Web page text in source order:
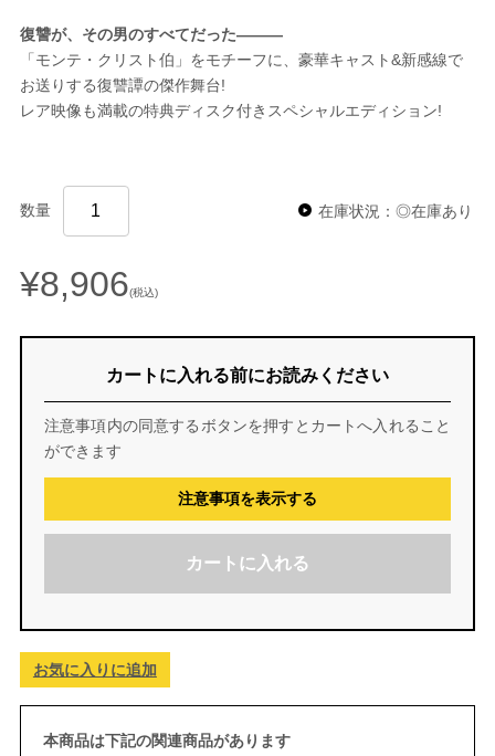
復讐が、その男のすべてだった―――
「モンテ・クリスト伯」をモチーフに、豪華キャスト&新感線で
お送りする復讐譚の傑作舞台!
レア映像も満載の特典ディスク付きスペシャルエディション!
数量 在庫状況：◎在庫あり
¥8,906(税込)
カートに入れる前にお読みください
注意事項内の同意するボタンを押すとカートへ入れること
ができます
注意事項を表示する
カートに入れる
お気に入りに追加
本商品は下記の関連商品があります